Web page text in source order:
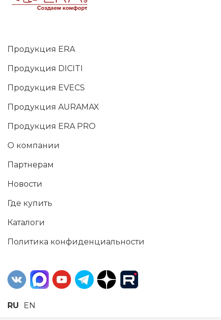
Продукция ERA
Продукция DICITI
Продукция EVECS
Продукция AURAMAX
Продукция ERA PRO
О компании
Партнерам
Новости
Где купить
Каталоги
Политика конфиденциальности
RU EN